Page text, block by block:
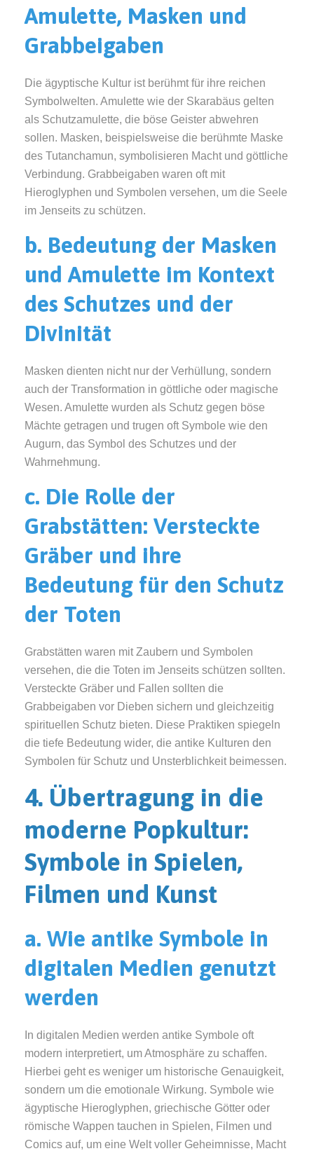
Amulette, Masken und
Grabbeigaben
Die ägyptische Kultur ist berühmt für ihre reichen
Symbolwelten. Amulette wie der Skarabäus gelten
als Schutzamulette, die böse Geister abwehren
sollen. Masken, beispielsweise die berühmte Maske
des Tutanchamun, symbolisieren Macht und göttliche
Verbindung. Grabbeigaben waren oft mit
Hieroglyphen und Symbolen versehen, um die Seele
im Jenseits zu schützen.
b. Bedeutung der Masken
und Amulette im Kontext
des Schutzes und der
Divinität
Masken dienten nicht nur der Verhüllung, sondern
auch der Transformation in göttliche oder magische
Wesen. Amulette wurden als Schutz gegen böse
Mächte getragen und trugen oft Symbole wie den
Augurn, das Symbol des Schutzes und der
Wahrnehmung.
c. Die Rolle der
Grabstätten: Versteckte
Gräber und ihre
Bedeutung für den Schutz
der Toten
Grabstätten waren mit Zaubern und Symbolen
versehen, die die Toten im Jenseits schützen sollten.
Versteckte Gräber und Fallen sollten die
Grabbeigaben vor Dieben sichern und gleichzeitig
spirituellen Schutz bieten. Diese Praktiken spiegeln
die tiefe Bedeutung wider, die antike Kulturen den
Symbolen für Schutz und Unsterblichkeit beimessen.
4. Übertragung in die
moderne Popkultur:
Symbole in Spielen,
Filmen und Kunst
a. Wie antike Symbole in
digitalen Medien genutzt
werden
In digitalen Medien werden antike Symbole oft
modern interpretiert, um Atmosphäre zu schaffen.
Hierbei geht es weniger um historische Genauigkeit,
sondern um die emotionale Wirkung. Symbole wie
ägyptische Hieroglyphen, griechische Götter oder
römische Wappen tauchen in Spielen, Filmen und
Comics auf, um eine Welt voller Geheimnisse, Macht